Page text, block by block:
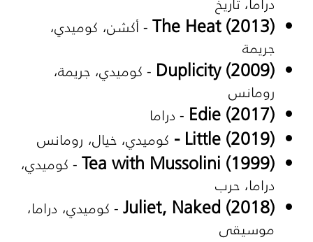
The Heat (2013)- أكشن، كوميدي،
جريمة
Duplicity (2009) - كوميدي، جريمة،
رومانس
Edie (2017) - دراما
Little (2019)
- كوميدي، خيال، رومانس
Tea with Mussolini (1999)- كوميدي،
دراما، حرب
Juliet, Naked (2018)- كوميدي، دراما،
موسيقى